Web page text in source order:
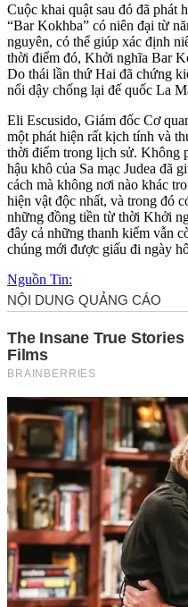
Cuộc khai quật sau đó đã phát
“Bar Kokhba” có niên đại từ
nguyên, có thể giúp xác định
thời điểm đó, Khởi nghĩa Bar
Do thái lần thứ Hai đã chứng
nổi dậy chống lại đế quốc La
Eli Escusido, Giám đốc Cơ
một phát hiện rất kịch tính và
thời điểm trong lịch sử. Không
hậu khô của Sa mạc Judea đã
cách mà không nơi nào khác
hiện vật độc nhất, và trong đó
những đồng tiền từ thời Khởi
đây cả những thanh kiếm vẫn
chúng mới được giấu đi ngày
Nguồn Tin: